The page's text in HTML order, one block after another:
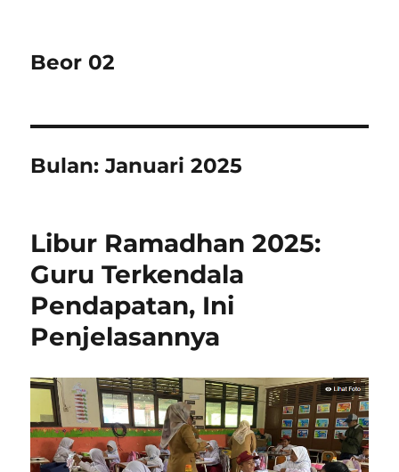
Beor 02
Bulan:Januari 2025
Libur Ramadhan 2025:
Guru Terkendala
Pendapatan, Ini
Penjelasannya